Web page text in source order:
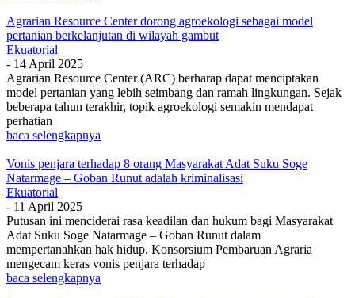
Agrarian Resource Center dorong agroekologi sebagai model
pertanian berkelanjutan di wilayah gambut
Ekuatorial
- 14 April 2025
Agrarian Resource Center (ARC) berharap dapat menciptakan
model pertanian yang lebih seimbang dan ramah lingkungan. Sejak
beberapa tahun terakhir, topik agroekologi semakin mendapat
perhatian
baca selengkapnya
Vonis penjara terhadap 8 orang Masyarakat Adat Suku Soge
Natarmage – Goban Runut adalah kriminalisasi
Ekuatorial
- 11 April 2025
Putusan ini menciderai rasa keadilan dan hukum bagi Masyarakat
Adat Suku Soge Natarmage – Goban Runut dalam
mempertanahkan hak hidup. Konsorsium Pembaruan Agraria
mengecam keras vonis penjara terhadap
baca selengkapnya